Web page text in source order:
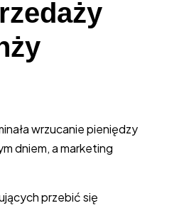
wrzucanie pieniędzy
dniem, a marketing
przebić się